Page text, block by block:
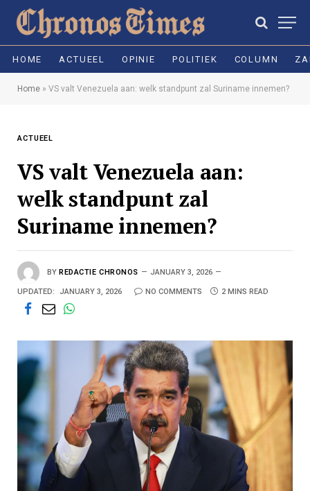
HOME ACTUEEL OPINIE POLITIEK COLUMN
Home » VS valt Venezuela aan: welk standpunt zal Suriname innemen?
ACTUEEL
VS valt Venezuela aan:
welk standpunt zal
Suriname innemen?
BY REDACTIE CHRONOS JANUARY 3, 2026
UPDATED: JANUARY 3, 2026 NO COMMENTS 2 MINS READ